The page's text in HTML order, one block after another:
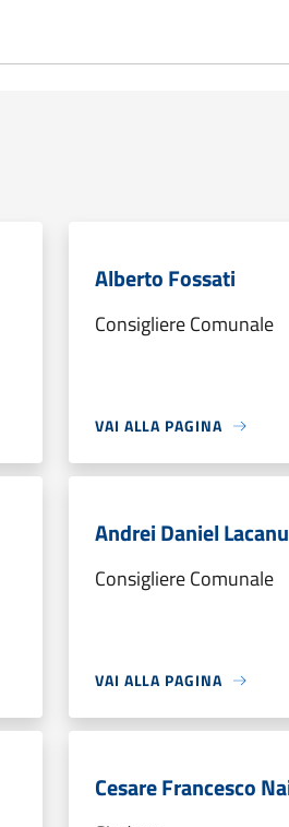
Alberto Fossati
Consigliere Comunale
VAI ALLA PAGINA
Andrei Daniel Lacanu
Consigliere Comunale
VAI ALLA PAGINA
Cesare Francesco